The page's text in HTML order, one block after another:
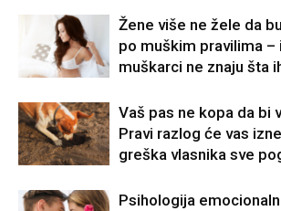
Žene više ne žele da
po muškim pravilima –
muškarci ne znaju šta
Vaš pas ne kopa da bi
Pravi razlog će vas
greška vlasnika sve
Psihologija